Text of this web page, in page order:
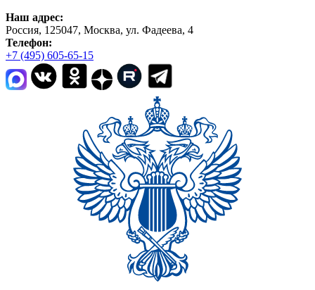
Наш адрес:
Россия, 125047, Москва, ул. Фадеева, 4
Телефон:
+7 (495) 605-65-15